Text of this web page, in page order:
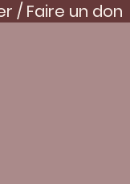
/ Faire un don